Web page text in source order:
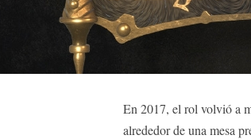
En 2017, el rol volvió a
alrededor de una mesa